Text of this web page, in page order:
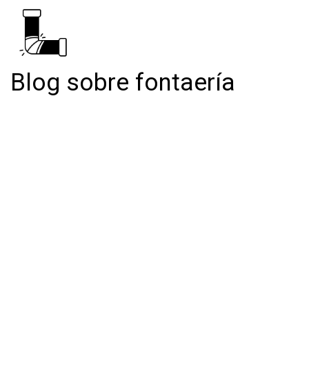
Blog sobre fontaería